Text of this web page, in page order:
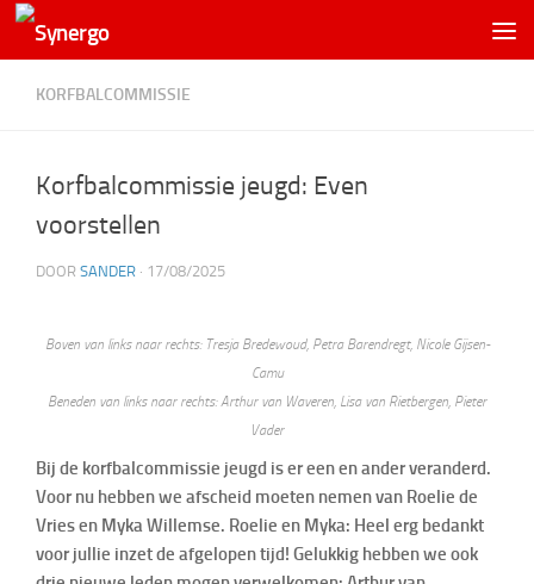
KORFBALCOMMISSIE
Korfbalcommissie jeugd: Even
voorstellen
DOOR SANDER · 17/08/2025
Boven van links naar rechts: Tresja Bredewoud, Petra Barendregt, Nicole Gijsen-
Camu
Beneden van links naar rechts: Arthur van Waveren, Lisa van Rietbergen, Pieter
Vader
Bij de korfbalcommissie jeugd is er een en ander veranderd.
Voor nu hebben we afscheid moeten nemen van Roelie de
Vries en Myka Willemse. Roelie en Myka: Heel erg bedankt
voor jullie inzet de afgelopen tijd! Gelukkig hebben we ook